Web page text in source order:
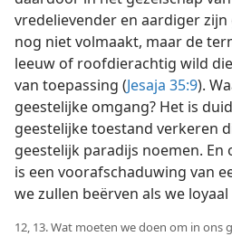
vredelievender en aardiger zijn
nog niet volmaakt, maar de
leeuw of roofdierachtig wild
van toepassing (Jesaja 35:9).
geestelijke omgang? Het is
geestelijke toestand verkeren
geestelijk paradijs noemen. En
is een voorafschaduwing van
we zullen beërven als we
12, 13. Wat moeten we doen om in ons